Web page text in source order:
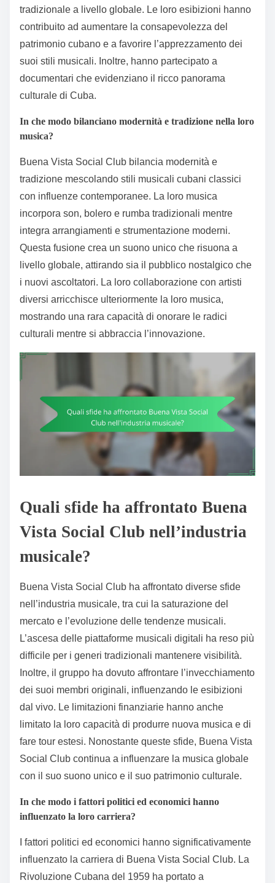
tradizionale a livello globale. Le loro esibizioni hanno
contribuito ad aumentare la consapevolezza del
patrimonio cubano e a favorire l’apprezzamento dei
suoi stili musicali. Inoltre, hanno partecipato a
documentari che evidenziano il ricco panorama
culturale di Cuba.
In che modo bilanciano modernità e tradizione nella loro
musica?
Buena Vista Social Club bilancia modernità e
tradizione mescolando stili musicali cubani classici
con influenze contemporanee. La loro musica
incorpora son, bolero e rumba tradizionali mentre
integra arrangiamenti e strumentazione moderni.
Questa fusione crea un suono unico che risuona a
livello globale, attirando sia il pubblico nostalgico che
i nuovi ascoltatori. La loro collaborazione con artisti
diversi arricchisce ulteriormente la loro musica,
mostrando una rara capacità di onorare le radici
culturali mentre si abbraccia l’innovazione.
Quali sfide ha affrontato Buena
Vista Social Club nell’industria
musicale?
Buena Vista Social Club ha affrontato diverse sfide
nell’industria musicale, tra cui la saturazione del
mercato e l’evoluzione delle tendenze musicali.
L’ascesa delle piattaforme musicali digitali ha reso più
difficile per i generi tradizionali mantenere visibilità.
Inoltre, il gruppo ha dovuto affrontare l’invecchiamento
dei suoi membri originali, influenzando le esibizioni
dal vivo. Le limitazioni finanziarie hanno anche
limitato la loro capacità di produrre nuova musica e di
fare tour estesi. Nonostante queste sfide, Buena Vista
Social Club continua a influenzare la musica globale
con il suo suono unico e il suo patrimonio culturale.
In che modo i fattori politici ed economici hanno
influenzato la loro carriera?
I fattori politici ed economici hanno significativamente
influenzato la carriera di Buena Vista Social Club. La
Rivoluzione Cubana del 1959 ha portato a